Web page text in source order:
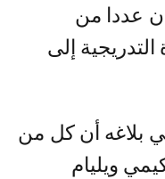
عددا من
التدريجية إلى
بلاغه أن كل من
ويليام